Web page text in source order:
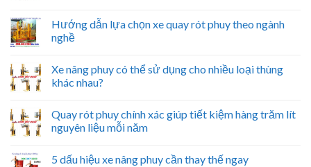
Hướng dẫn lựa chọn xe quay rót phuy theo ngành
nghề
Xe nâng phuy có thể sử dụng cho nhiều loại thùng
khác nhau?
Quay rót phuy chính xác giúp tiết kiệm hàng trăm lít
nguyên liệu mỗi năm
5 dấu hiệu xe nâng phuy cần thay thế ngay